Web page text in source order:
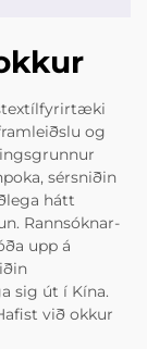
og
sérsniðin
hátt
Rannsóknar-
upp á
sig út í Kína.
við okkur